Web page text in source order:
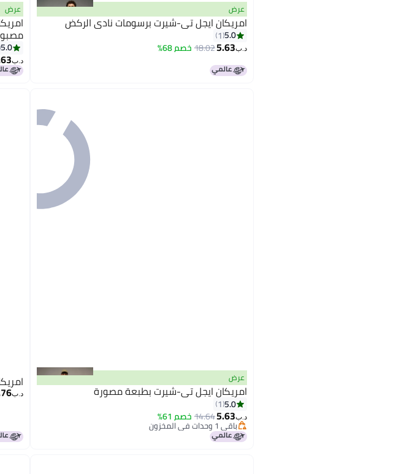
عرض
امريكان ايجل تي-شيرت برسومات نادي الركض
5.0
1
د.ب‏5.63
18.02خصم 68%
عرض
5.0
د.ب‏
عرض
امريكان ايجل تي-شيرت بطبعة مصورة
5.0
1
د.ب‏5.63
14.64خصم 61%
باقي 1 وحدات في المخزون
باقي 1 وحدات في المخزون
د.ب‏